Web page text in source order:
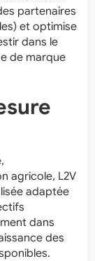
partenaires
et optimise
dans le
de marque
agricole, L2V
adaptée
dans
des